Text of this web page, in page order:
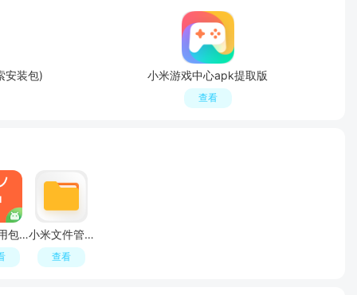
安装包) 小米游戏中心apk提取版
查看
小米应用包管理组件提取版安装包 小米文件管理器谷歌提取版2026最新版
查看